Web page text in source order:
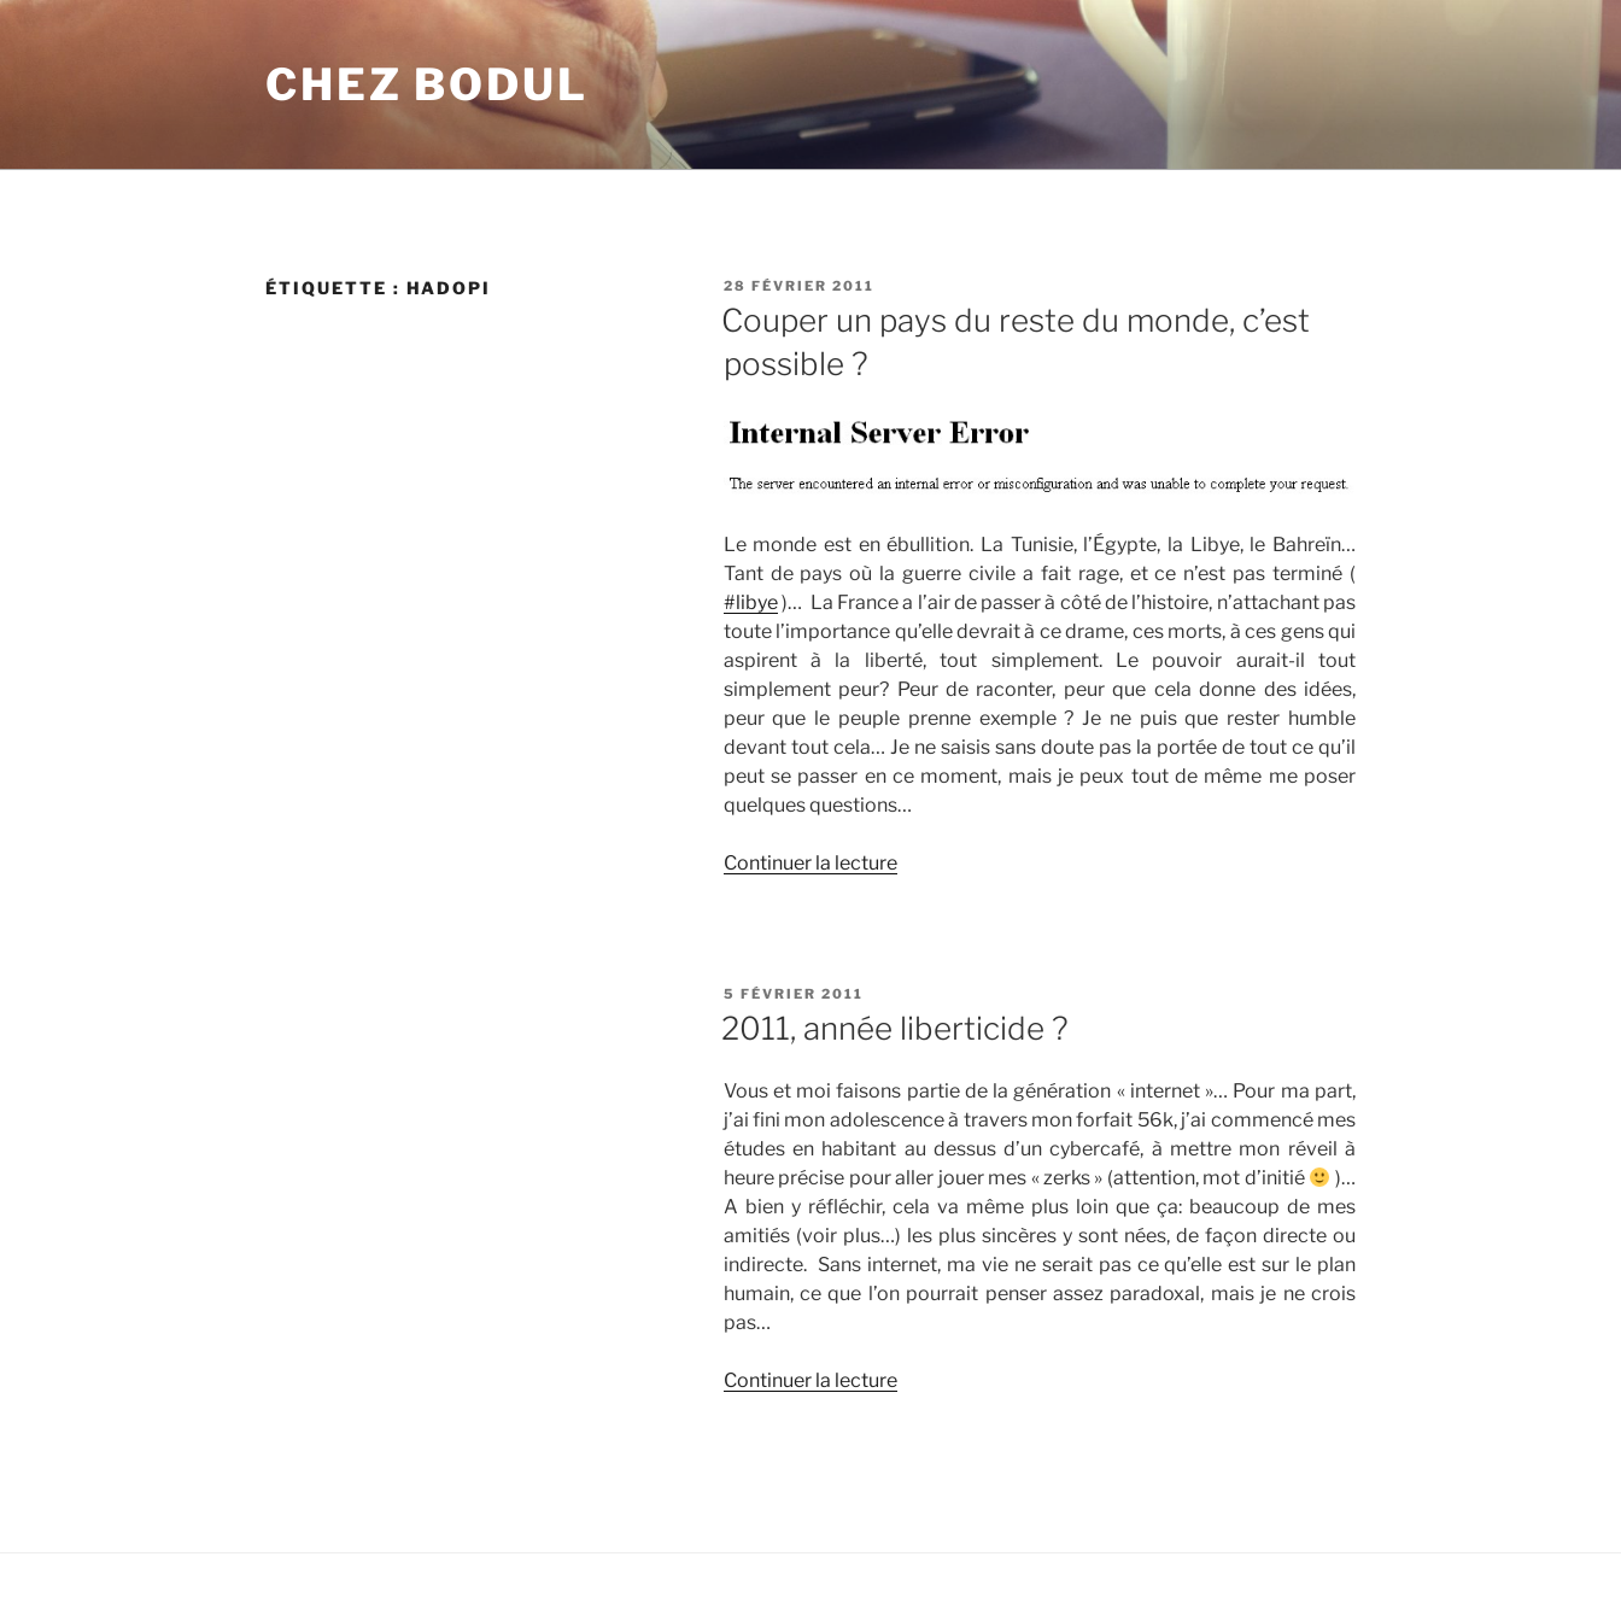
Aller
CHEZ BODUL
ÉTIQUETTE : HADOPI
PUBLIÉ
LE
28 FÉVRIER 2011
Couper un pays du reste du monde, c’est
possible ?
Le monde est en ébullition. La Tunisie, l’Égypte, la Libye, le Bahreïn…
Tant de pays où la guerre civile a fait rage, et ce n’est pas terminé (
#libye)… La France a l’air de passer à côté de l’histoire, n’attachant pas
toute l’importance qu’elle devrait à ce drame, ces morts, à ces gens qui
aspirent à la liberté, tout simplement. Le pouvoir aurait-il tout
simplement peur? Peur de raconter, peur que cela donne des idées,
peur que le peuple prenne exemple ? Je ne puis que rester humble
devant tout cela… Je ne saisis sans doute pas la portée de tout ce qu’il
peut se passer en ce moment, mais je peux tout de même me poser
quelques questions…
Continuer la lecturede
du
c’est
possible
? »
PUBLIÉ
5 FÉVRIER 2011
2011, année liberticide ?
Vous et moi faisons partie de la génération « internet »… Pour ma part,
j’ai fini mon adolescence à travers mon forfait 56k, j’ai commencé mes
études en habitant au dessus d’un cybercafé, à mettre mon réveil à
heure précise pour aller jouer mes « zerks » (attention, mot d’initié
)…
A bien y réfléchir, cela va même plus loin que ça: beaucoup de mes
amitiés (voir plus…) les plus sincères y sont nées, de façon directe ou
indirecte. Sans internet, ma vie ne serait pas ce qu’elle est sur le plan
humain, ce que l’on pourrait penser assez paradoxal, mais je ne crois
pas…
Continuer la lecturede